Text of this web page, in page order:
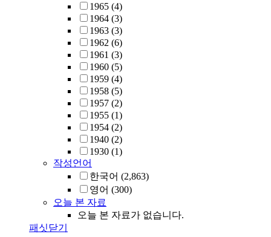
1965 (4)
1964 (3)
1963 (3)
1962 (6)
1961 (3)
1960 (5)
1959 (4)
1958 (5)
1957 (2)
1955 (1)
1954 (2)
1940 (2)
1930 (1)
작성언어
한국어 (2,863)
영어 (300)
오늘 본 자료
오늘 본 자료가 없습니다.
패싯닫기